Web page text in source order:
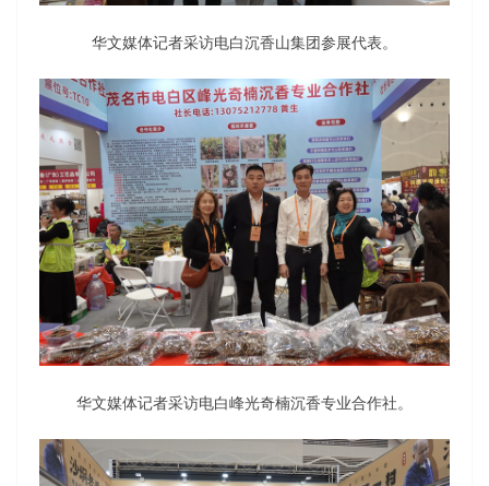
华文媒体记者采访电白沉香山集团参展代表。
华文媒体记者采访电白峰光奇楠沉香专业合作社。